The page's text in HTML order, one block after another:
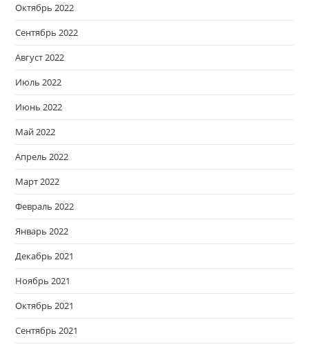
Октябрь 2022
Сентябрь 2022
Август 2022
Июль 2022
Июнь 2022
Май 2022
Апрель 2022
Март 2022
Февраль 2022
Январь 2022
Декабрь 2021
Ноябрь 2021
Октябрь 2021
Сентябрь 2021